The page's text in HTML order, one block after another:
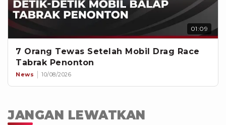
01:09
7 Orang Tewas Setelah Mobil Drag Race
Tabrak Penonton
News 10/08/2026
JANGAN LEWATKAN